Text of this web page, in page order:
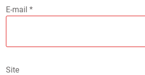
E-mail *
Site